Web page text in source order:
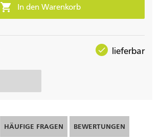
 In den Warenkorb
check lieferbar
HÄUFIGE FRAGEN BEWERTUNGEN